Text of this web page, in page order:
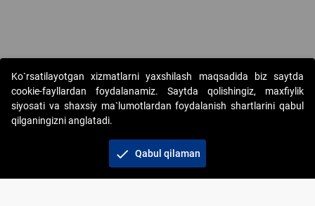
Copyright © 2017-2026. "Elektron onlayn-auksionlarni
tashkil etish" AJ. Barcha huquqlar himoyalangan
Ko`rsatilayotgan xizmatlarni yaxshilash maqsadida biz saytda
cookie-fayllardan foydalanamiz. Saytda qolishingiz, maxfiylik
siyosati va shaxsiy ma`lumotlardan foydalanish shartlarini qabul
qilganingizni anglatadi.
check Qabul qilaman